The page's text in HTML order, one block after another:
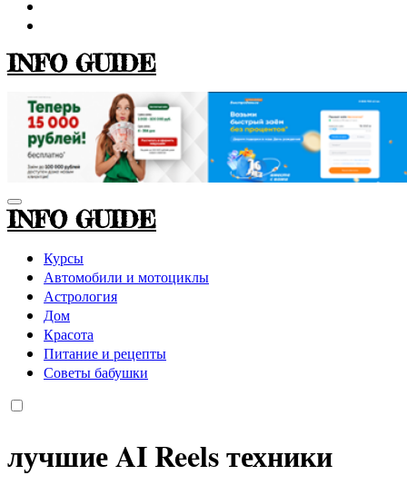
INFO GUIDE
INFO GUIDE
Курсы
Автомобили и мотоциклы
Астрология
Дом
Красота
Питание и рецепты
Советы бабушки
лучшие AI Reels техники